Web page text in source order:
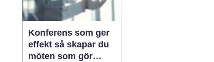
Konferens som ger
effekt så skapar du
möten som gör